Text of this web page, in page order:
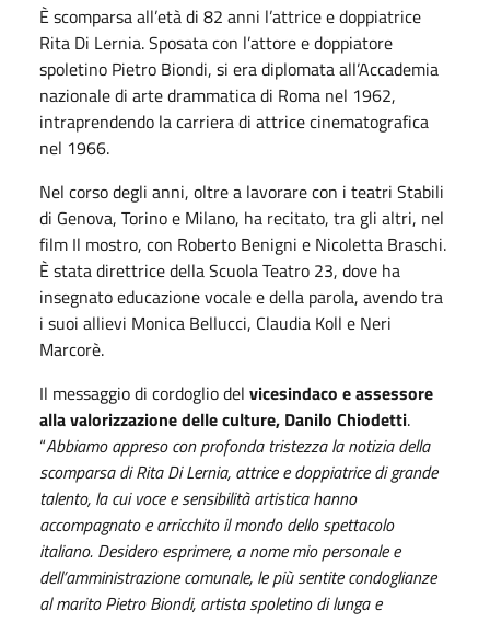
È scomparsa all’età di 82 anni l’attrice e doppiatrice
Rita Di Lernia. Sposata con l’attore e doppiatore
spoletino Pietro Biondi, si era diplomata all’Accademia
nazionale di arte drammatica di Roma nel 1962,
intraprendendo la carriera di attrice cinematografica
nel 1966.
Nel corso degli anni, oltre a lavorare con i teatri Stabili
di Genova, Torino e Milano, ha recitato, tra gli altri, nel
film Il mostro, con Roberto Benigni e Nicoletta Braschi.
È stata direttrice della Scuola Teatro 23, dove ha
insegnato educazione vocale e della parola, avendo tra
i suoi allievi Monica Bellucci, Claudia Koll e Neri
Marcorè.
Il messaggio di cordoglio del vicesindaco e assessore
alla valorizzazione delle culture, Danilo Chiodetti.
“Abbiamo appreso con profonda tristezza la notizia della
scomparsa di Rita Di Lernia, attrice e doppiatrice di grande
talento, la cui voce e sensibilità artistica hanno
accompagnato e arricchito il mondo dello spettacolo
italiano. Desidero esprimere, a nome mio personale e
dell’amministrazione comunale, le più sentite condoglianze
al marito Pietro Biondi, artista spoletino di lunga e